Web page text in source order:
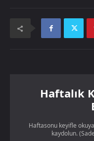
Haftalık
Haftasonu keyifle
kaydolun.